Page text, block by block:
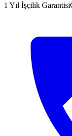
1 Yıl İşçilik Garantisi